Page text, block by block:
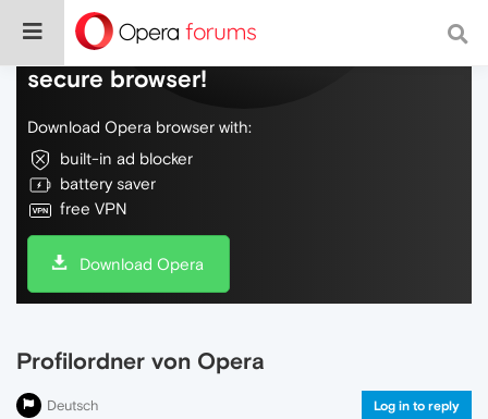
Do more on the web, with a fast and
secure browser!
Download Opera browser with:
built-in ad blocker
battery saver
free VPN
Download Opera
Profilordner von Opera
Deutsch Log in to reply